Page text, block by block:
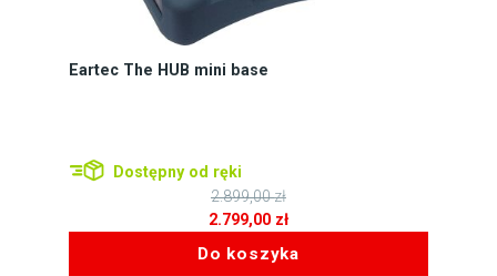
Eartec The HUB mini base
Dostępny od ręki
2.899,00zł
2.799,00 zł
Do koszyka